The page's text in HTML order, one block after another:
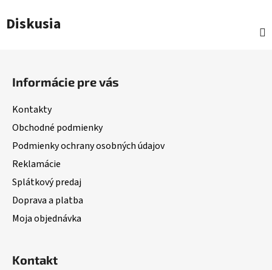
Diskusia
Informácie pre vás
Kontakty
Obchodné podmienky
Podmienky ochrany osobných údajov
Reklamácie
Splátkový predaj
Doprava a platba
Moja objednávka
Kontakt